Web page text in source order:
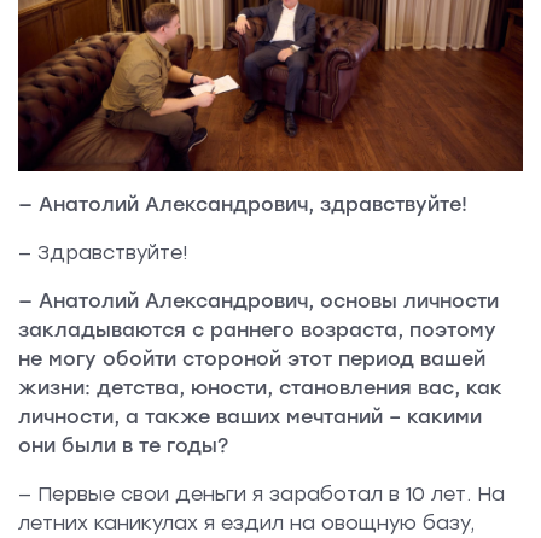
— Анатолий Александрович, здравствуйте!
— Здравствуйте!
— Анатолий Александрович, основы личности
закладываются с раннего возраста, поэтому
не могу обойти стороной этот период вашей
жизни: детства, юности, становления вас, как
личности, а также ваших мечтаний – какими
они были в те годы?
— Первые свои деньги я заработал в 10 лет. На
летних каникулах я ездил на овощную базу,